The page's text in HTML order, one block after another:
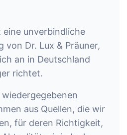
unverbindliche
von Dr. Lux & Präuner,
an in Deutschland
richtet.
aus Quellen, die wir
für deren Richtigkeit,